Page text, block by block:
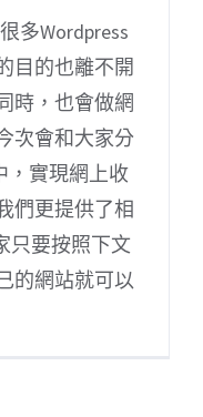
多Wordpress
目的也離不開
時，也會做網
次會和大家分
，實現網上收
們更提供了相
只要按照下文
的網站就可以